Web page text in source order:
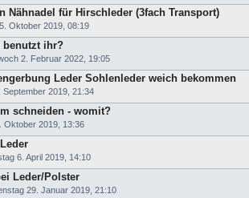
Nähnadel für Hirschleder (3fach Transport)
Oktober 2019, 08:19
benutzt ihr?
2. Februar 2022, 19:05
Leder Sohlenleder weich bekommen
September 2019, 21:34
schneiden - womit?
Oktober 2019, 13:36
6. April 2019, 14:10
Leder/Polster
29. Januar 2019, 21:10